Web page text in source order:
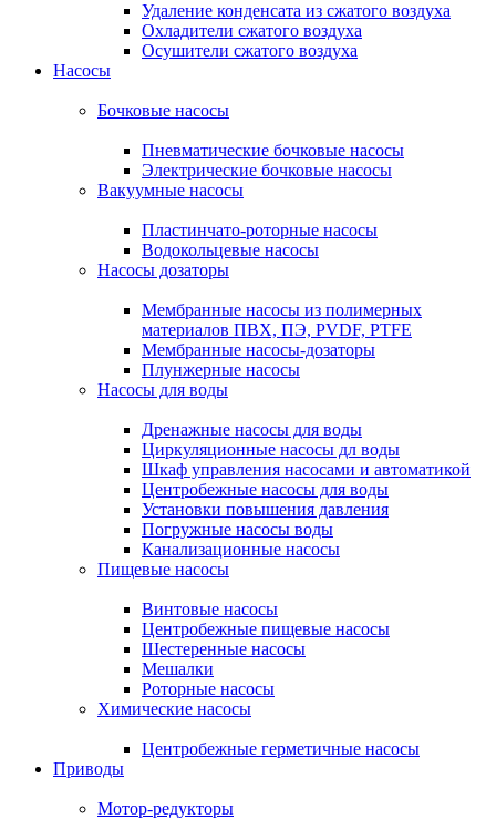
Удаление конденсата из сжатого воздуха
Охладители сжатого воздуха
Осушители сжатого воздуха
Насосы
Бочковые насосы
Пневматические бочковые насосы
Электрические бочковые насосы
Вакуумные насосы
Пластинчато-роторные насосы
Водокольцевые насосы
Насосы дозаторы
Мембранные насосы из полимерных
материалов ПВХ, ПЭ, PVDF, PTFE
Мембранные насосы-дозаторы
Плунжерные насосы
Насосы для воды
Дренажные насосы для воды
Циркуляционные насосы дл воды
Шкаф управления насосами и автоматикой
Центробежные насосы для воды
Установки повышения давления
Погружные насосы воды
Канализационные насосы
Пищевые насосы
Винтовые насосы
Центробежные пищевые насосы
Шестеренные насосы
Мешалки
Роторные насосы
Химические насосы
Центробежные герметичные насосы
Приводы
Мотор-редукторы